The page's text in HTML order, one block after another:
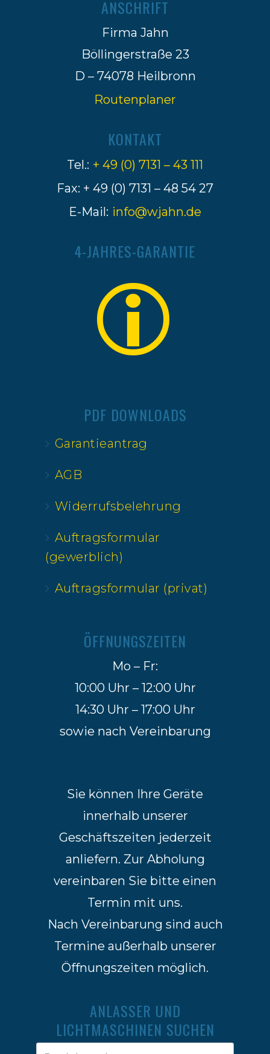
ANSCHRIFT
Firma Jahn
Böllingerstraße 23
D – 74078 Heilbronn
Routenplaner
KONTAKT
Tel.: + 49 (0) 7131 – 43 111
Fax: + 49 (0) 7131 – 48 54 27
E-Mail: info@wjahn.de
4-JAHRES-GARANTIE
PDF DOWNLOADS
Garantieantrag
AGB
Widerrufsbelehrung
Auftragsformular
(gewerblich)
Auftragsformular (privat)
ÖFFNUNGSZEITEN
Mo – Fr:
10:00 Uhr – 12:00 Uhr
14:30 Uhr – 17:00 Uhr
sowie nach Vereinbarung
Sie können Ihre Geräte
innerhalb unserer
Geschäftszeiten jederzeit
anliefern. Zur Abholung
vereinbaren Sie bitte einen
Termin mit uns.
Nach Vereinbarung sind auch
Termine außerhalb unserer
Öffnungszeiten möglich.
ANLASSER UND
LICHTMASCHINEN SUCHEN